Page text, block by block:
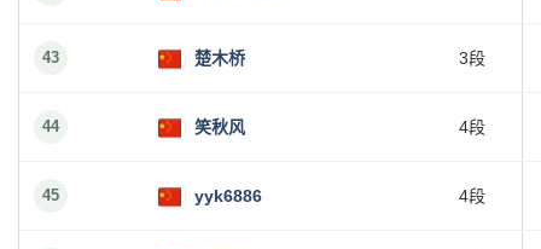
43 楚木桥 3段
44 笑秋风 4段
45 yyk6886 4段